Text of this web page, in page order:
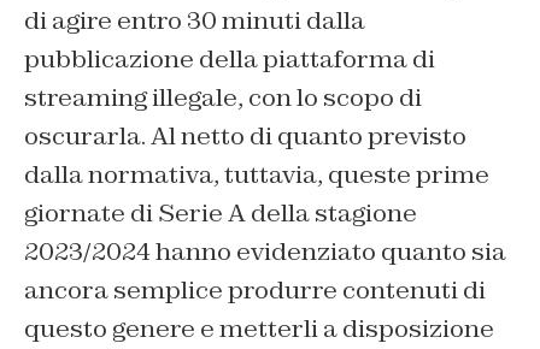
di agire entro 30 minuti dalla
pubblicazione della piattaforma di
streaming illegale, con lo scopo di
oscurarla. Al netto di quanto previsto
dalla normativa, tuttavia, queste prime
giornate di Serie A della stagione
2023/2024 hanno evidenziato quanto sia
ancora semplice produrre contenuti di
questo genere e metterli a disposizione